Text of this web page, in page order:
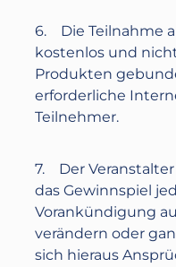
6. Die Teilnahme
kostenlos und
Produkten
erforderliche
Teilnehmer.
7. Der
das Gewinnspiel
Vorankündigung
verändern oder
sich hieraus